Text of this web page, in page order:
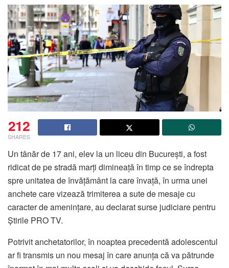
212
SHARES
Un tânăr de 17 ani, elev la un liceu din București, a fost
ridicat de pe stradă marți dimineață în timp ce se îndrepta
spre unitatea de învățământ la care învață, în urma unei
anchete care vizează trimiterea a sute de mesaje cu
caracter de amenințare, au declarat surse judiciare pentru
Știrile PRO TV.
Potrivit anchetatorilor, în noaptea precedentă adolescentul
ar fi transmis un nou mesaj în care anunța că va pătrunde